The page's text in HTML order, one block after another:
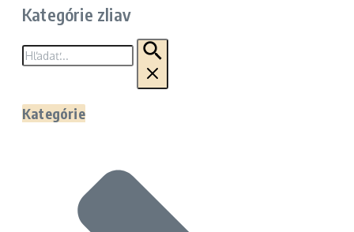
Kategórie zliav
Hľadať:
Kategórie